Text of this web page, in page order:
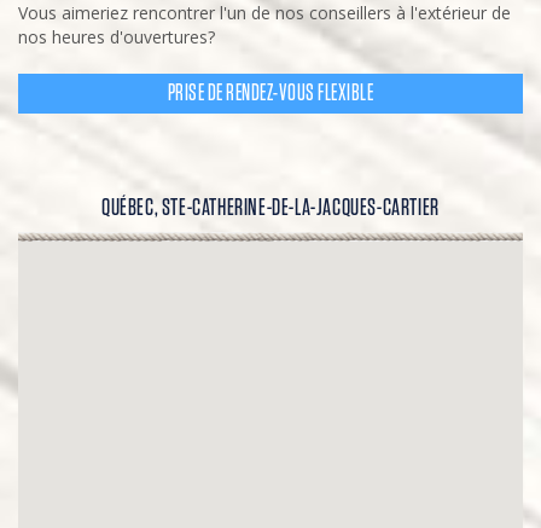
Vous aimeriez rencontrer l'un de nos conseillers à l'extérieur de
nos heures d'ouvertures?
PRISE DE RENDEZ-VOUS FLEXIBLE
QUÉBEC, STE-CATHERINE-DE-LA-JACQUES-CARTIER